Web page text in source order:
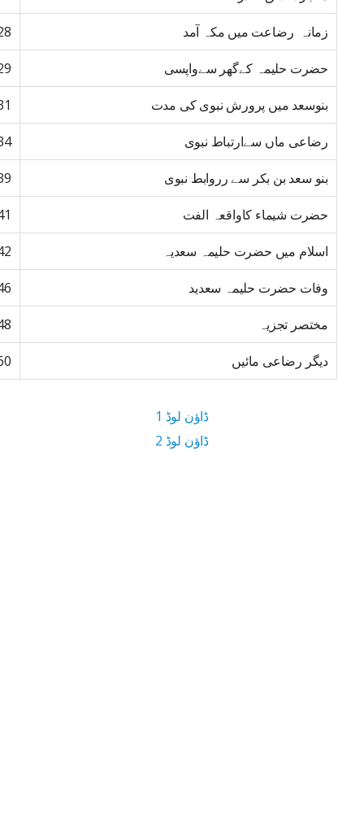
زمانہ رضاعت میں مکہ آمد
حضرت حلیمہ کےگھر سےواپسی
بنوسعد میں پرورش نبوی کی مدت
رضاعی ماں سےارتباط نبوی
بنو سعد بن بکر سے رروابط نبوی
حضرت شیماء کاواقعہ الفت
اسلام میں حضرت حلیمہ سعدیہ
وفات حضرت حلیمہ سعدید
مختصر تجزیہ
دیگر رضاعی مائیں
ڈاؤن لوڈ 1
ڈاؤن لوڈ 2